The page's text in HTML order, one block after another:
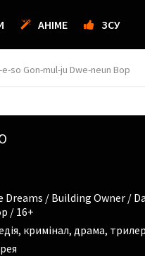
АНІМЕ ЗСУ
so Gon-mul-ju Dwe-neun Bop
Dreams / Building Owner /
/ 16+
кримінал, драма, трилер